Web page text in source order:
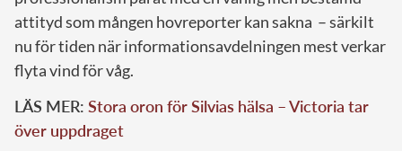
attityd som mången hovreporter kan sakna – särkilt
nu för tiden när informationsavdelningen mest verkar
flyta vind för våg.
LÄS MER: Stora oron för Silvias hälsa – Victoria tar
över uppdraget